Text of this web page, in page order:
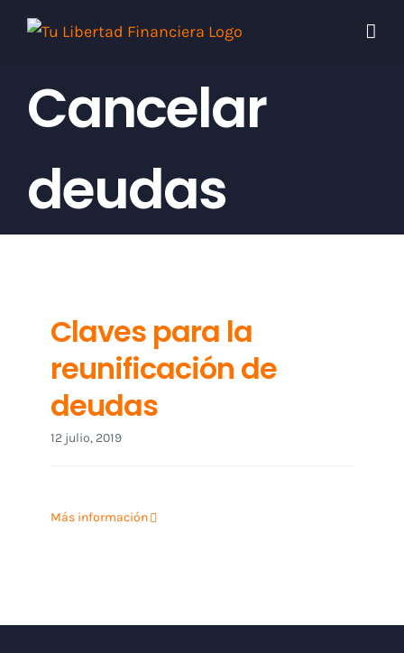
Cancelar
deudas
Claves para la
reunificación de
deudas
12 julio, 2019
Más información